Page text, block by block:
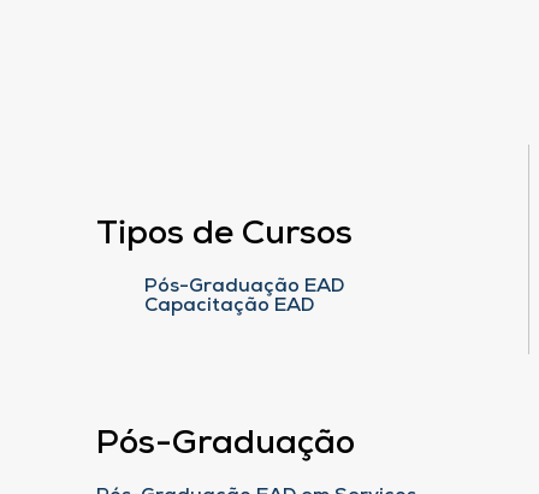
Tipos de Cursos
Pós-Graduação EAD
Capacitação EAD
Pós-Graduação